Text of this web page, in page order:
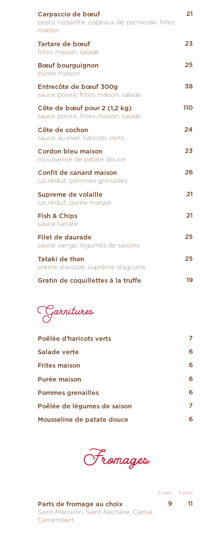
21
Carpaccio de bœuf
pesto, roquette, copeaux de parmesan, frites
maison
23
Tartare de bœuf
frites maison, salade
25
Bœuf bourguignon
purée maison
38
Entrecôte de bœuf 300g
sauce poivre, frites maison, salade
110
Côte de bœuf pour 2 (1,2 kg)
sauce poivre, frites maison, salade
24
Côte de cochon
sauce au miel, haricots verts
23
Cordon bleu maison
mousseline de patate douce
26
Confit de canard maison
jus réduit, pommes grenailles
21
Supreme de volaille
jus réduit, purée maison
21
Fish & Chips
sauce tartare
25
Filet de daurade
sauce vierge, légumes de saisons
25
Tataki de thon
crème d’avocat, suprême d’agrume
19
Gratin de coquillettes à la truffe
Garnitures
7
Poêlée d’haricots verts
6
Salade verte
6
Frites maison
6
Purée maison
6
Pommes grenailles
7
Poêlée de légumes de saison
6
Mousseline de patate douce
Fromages
3 parts
2 parts
11
9
Parts de fromage au choix
Saint-Marcellin, Saint-Nectaire, Cantal,
Camembert